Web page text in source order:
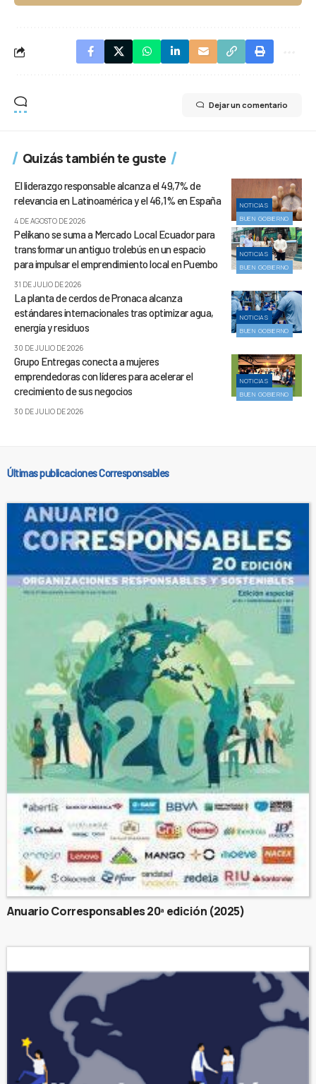
Dejar un comentario
Quizás también te guste
NOTICIAS
BUEN GOBIERNO
El liderazgo responsable alcanza el 49,7% de
relevancia en Latinoamérica y el 46,1% en España
4 DE AGOSTO DE 2026
NOTICIAS
BUEN GOBIERNO
Pelíkano se suma a Mercado Local Ecuador para
transformar un antiguo trolebús en un espacio
para impulsar el emprendimiento local en Puembo
31 DE JULIO DE 2026
NOTICIAS
BUEN GOBIERNO
La planta de cerdos de Pronaca alcanza
estándares internacionales tras optimizar agua,
energía y residuos
30 DE JULIO DE 2026
NOTICIAS
BUEN GOBIERNO
Grupo Entregas conecta a mujeres
emprendedoras con líderes para acelerar el
crecimiento de sus negocios
30 DE JULIO DE 2026
Últimas publicaciones Corresponsables
Anuario Corresponsables 20ª edición (2025)